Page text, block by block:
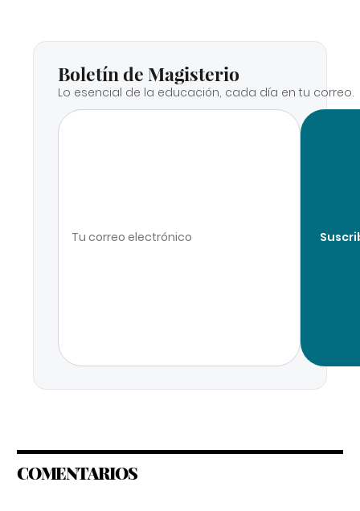
Boletín de Magisterio
Lo esencial de la educación, cada día en tu correo.
COMENTARIOS